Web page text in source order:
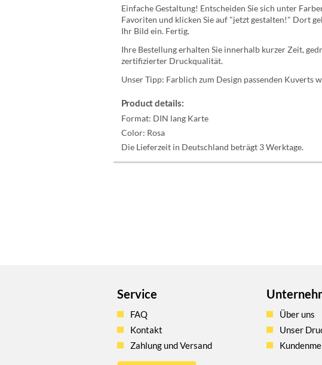
Einfache Gestaltung! Entscheiden Sie sich unter
Favoriten und klicken Sie auf "jetzt gestalten!" Dort
Ihr Bild ein. Fertig.
Ihre Bestellung erhalten Sie innerhalb kurzer Zeit,
zertifizierter Druckqualität.
Unser Tipp: Farblich zum Design passenden Kuverts
Product details:
Format: DIN lang Karte
Color: Rosa
Die Lieferzeit in Deutschland beträgt 3 Werktage.
Service
FAQ
Kontakt
Zahlung und Versand
Über uns
Unser